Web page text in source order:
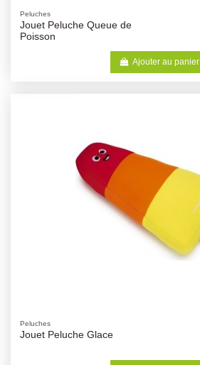
Peluches
Jouet Peluche Queue de
Poisson
Ajouter au panier
Peluches
Jouet Peluche Glace